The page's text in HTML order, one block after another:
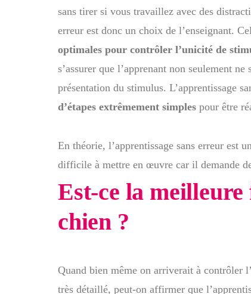
sans tirer si vous travaillez avec des
erreur est donc un choix de l’enseignant.
optimales pour contrôler l’unicité de
s’assurer que l’apprenant non seulement
présentation du stimulus. L’apprentissage
d’étapes extrêmement simples pour être
En théorie, l’apprentissage sans erreur est
difficile à mettre en œuvre car il demande
Est-ce la meilleure
chien ?
Quand bien même on arriverait à contrôler
très détaillé, peut-on affirmer que